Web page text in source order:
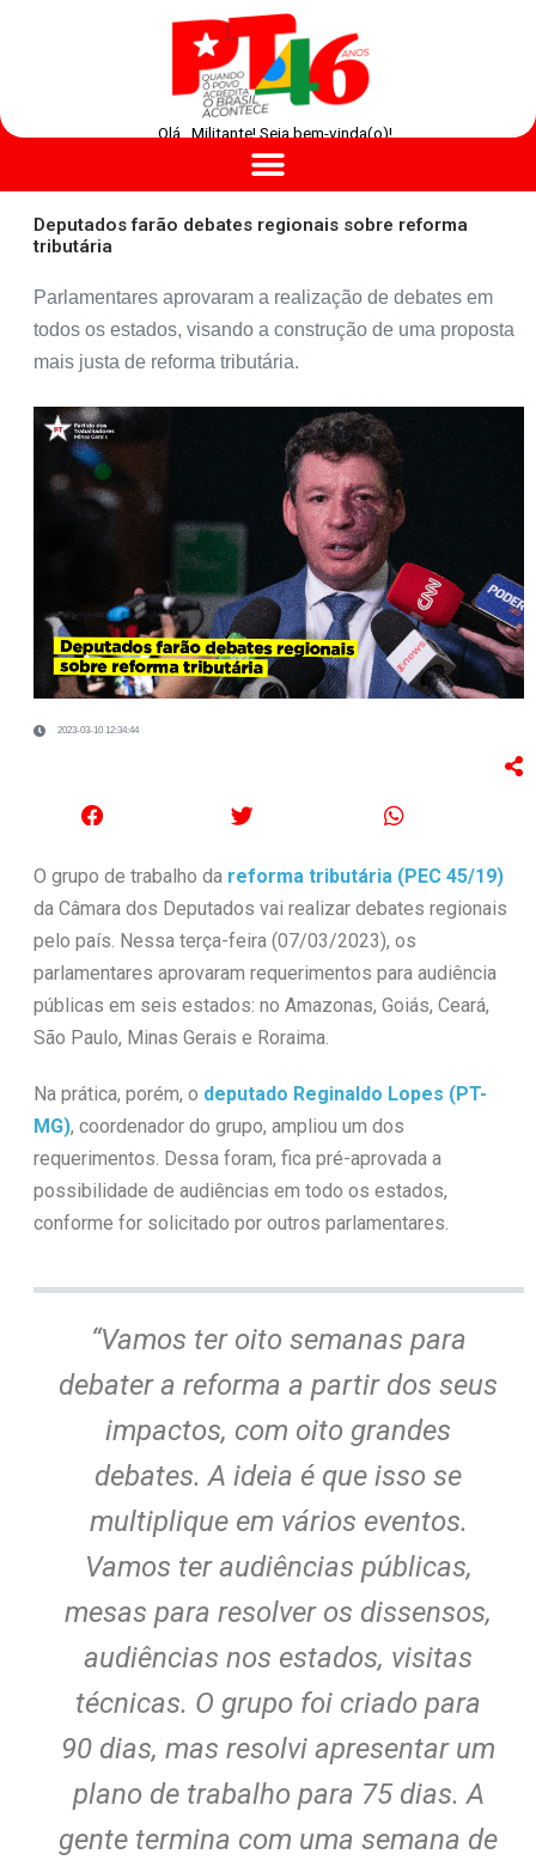
Olá , Militante! Seja bem-vinda(o)!
Deputados farão debates regionais sobre reforma
tributária
Parlamentares aprovaram a realização de debates em
todos os estados, visando a construção de uma proposta
mais justa de reforma tributária.
2023-03-10 12:34:44
O grupo de trabalho da reforma tributária (PEC 45/19)
da Câmara dos Deputados vai realizar debates regionais
pelo país. Nessa terça-feira (07/03/2023), os
parlamentares aprovaram requerimentos para audiência
públicas em seis estados: no Amazonas, Goiás, Ceará,
São Paulo, Minas Gerais e Roraima.
Na prática, porém, o deputado Reginaldo Lopes (PT-
MG), coordenador do grupo, ampliou um dos
requerimentos. Dessa foram, fica pré-aprovada a
possibilidade de audiências em todo os estados,
conforme for solicitado por outros parlamentares.
“Vamos ter oito semanas para
debater a reforma a partir dos seus
impactos, com oito grandes
debates. A ideia é que isso se
multiplique em vários eventos.
Vamos ter audiências públicas,
mesas para resolver os dissensos,
audiências nos estados, visitas
técnicas. O grupo foi criado para
90 dias, mas resolvi apresentar um
plano de trabalho para 75 dias. A
gente termina com uma semana de